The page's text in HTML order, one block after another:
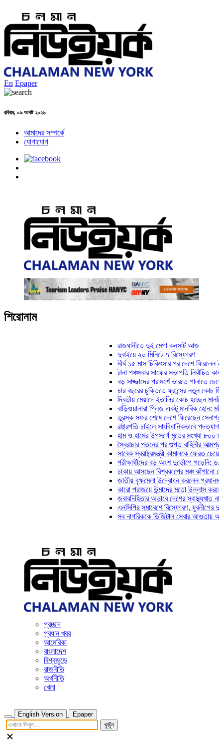
En Epaper
রবিবার, ০৯ আগষ্ট ২০২৬
আমাদের সম্পর্কে
যোগাযোগ
শিরোনাম
রাজধানীতে দুই মেগা কনসার্ট আজ
দুবাইয়ে ২০ মিনিটে ৭ বিস্ফোরণ
দীর্ঘ ১৫ মাস চিকিৎসার পর দেশে ফিরলেন ইলিয়াস
টানা পঞ্চমবার সাফের সভাপতি নির্বাচিত কাজী
বড় সাজ্জাদের পরামর্শে ভারতে পালাতে
চার বছরের চুক্তিতে ফ্রান্সের নতুন কোচ জিদান
দ্বিতীয় মেয়াদে ইতালির কোচ হচ্ছেন মানচিনি
বাড়িওয়ালারা প্লিজ একটু মানবিক হোন: মনিরা মিঠু
তুরস্ক সফর শেষে দেশে ফিরেছেন সেনাপ্রধান
রাষ্ট্রপতি চাইলে সাংবিধানিকভাবে পদত্যাগ করতে
হাম ও হামের উপসর্গে মৃতের সংখ্যা ৮০০ ছাড়াল
স্বৈরাচার পতনের পর গুপ্ত বাহিনীর আত্মপ্রকাশ:
সাবেক স্বরাষ্ট্রমন্ত্রী কামালকে ফেরত চেয়ে
পরীক্ষার্থীদের বড় অংশ দুর্ভোগে পড়েনি: ড. মাহ্‌দী
ঢাকায় আসছেন বিশ্বকাপের মঞ্চ কাঁপানো সেই
জাতীয় বৃক্ষমেলা উদ্বোধন করলেন প্রধানমন্ত্রী
কারো পরাজয়ে উন্মাদের মতো উল্লাস করতে হয়
জবাবদিহিতার অভাবে দেশের স্বাস্থ্যখাত নানা
এনসিপির সমাবেশে বিস্ফোরণ, যুবলীগের দুই
সব নাগরিককে ডিজিটাল সেবার আওতায় আনতে
প্রচ্ছদ
প্রধান খবর
আমেরিকা
বাংলাদেশ
বিশ্বজুড়ে
রাজনীতি
অর্থনীতি
খেলা
English Version
Epaper
খুজুঁন